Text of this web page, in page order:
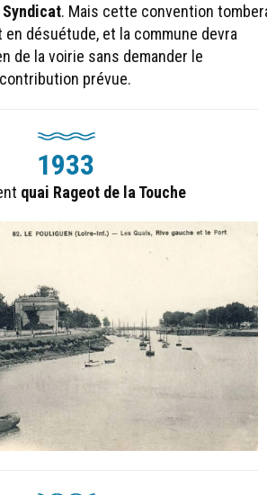
. Mais cette convention
désuétude, et la commune devra
de la voirie sans demander le
prévue.
1933
quai Rageot de la Touche